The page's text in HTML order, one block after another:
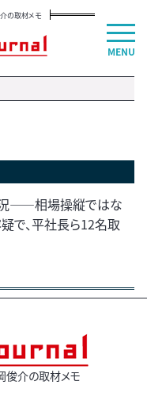
の取材メモ
況――相場操縦ではな
で、平社長ら12名取
介の取材メモ
MENU